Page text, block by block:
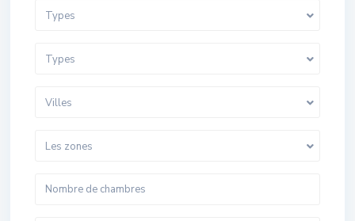
Types
Types
Villes
Les zones